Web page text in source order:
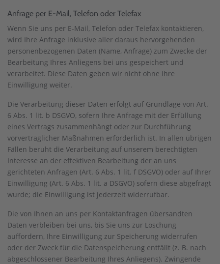
Anfrage per E-Mail, Telefon oder Telefax
Wenn Sie uns per E-Mail, Telefon oder Telefax kontaktieren,
wird Ihre Anfrage inklusive aller daraus hervorgehenden
personenbezogenen Daten (Name, Anfrage) zum Zwecke der
Bearbeitung Ihres Anliegens bei uns gespeichert und
verarbeitet. Diese Daten geben wir nicht ohne Ihre
Einwilligung weiter.
Die Verarbeitung dieser Daten erfolgt auf Grundlage von Art.
6 Abs. 1 lit. b DSGVO, sofern Ihre Anfrage mit der Erfüllung
eines Vertrags zusammenhängt oder zur Durchführung
vorvertraglicher Maßnahmen erforderlich ist. In allen übrigen
Fällen beruht die Verarbeitung auf unserem berechtigten
Interesse an der effektiven Bearbeitung der an uns
gerichteten Anfragen (Art. 6 Abs. 1 lit. f DSGVO) oder auf Ihrer
Einwilligung (Art. 6 Abs. 1 lit. a DSGVO) sofern diese abgefragt
wurde; die Einwilligung ist jederzeit widerrufbar.
Die von Ihnen an uns per Kontaktanfragen übersandten
Daten verbleiben bei uns, bis Sie uns zur Löschung
auffordern, Ihre Einwilligung zur Speicherung widerrufen
oder der Zweck für die Datenspeicherung entfällt (z. B. nach
abgeschlossener Bearbeitung Ihres Anliegens). Zwingende